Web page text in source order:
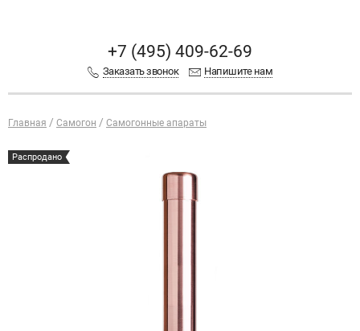
+7 (495) 409-62-69
Заказать звонок Напишите нам
Главная Самогон Самогонные апараты
Распродано